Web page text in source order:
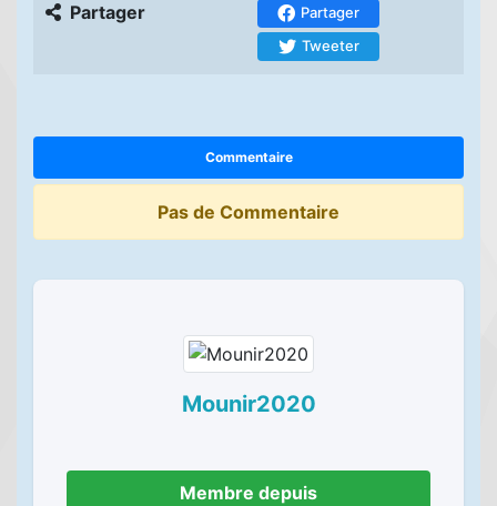
Partager
Partager
Tweeter
Commentaire
Pas de Commentaire
Mounir2020
Membre depuis